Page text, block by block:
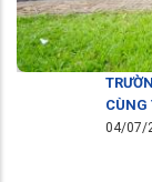
CÙNG
04/07/